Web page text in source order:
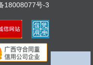
18008077号-3